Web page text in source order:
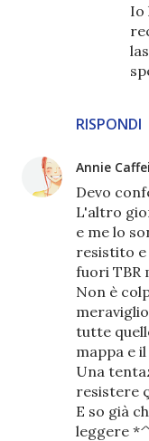
RISPONDI
Io
Annie
Devo
L'altro
e me lo
resistito
fuori TBR
Non è
tutte
mappa e
Una
resistere
E so già
leggere